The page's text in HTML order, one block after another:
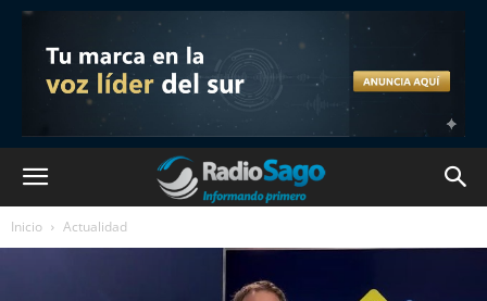
Inicio Actualidad